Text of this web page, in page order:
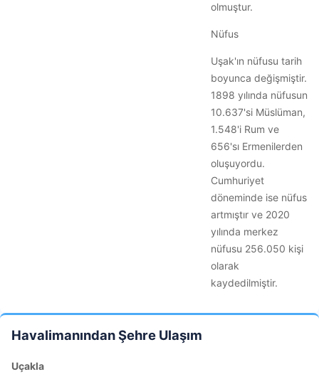
olmuştur.
Nüfus
Uşak'ın nüfusu tarih
boyunca değişmiştir.
1898 yılında nüfusun
10.637'si Müslüman,
1.548'i Rum ve
656'sı Ermenilerden
oluşuyordu.
Cumhuriyet
döneminde ise nüfus
artmıştır ve 2020
yılında merkez
nüfusu 256.050 kişi
olarak
kaydedilmiştir.
Havalimanından Şehre Ulaşım
Uçakla